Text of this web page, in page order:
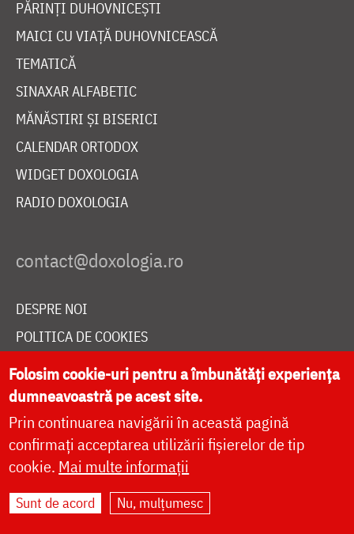
PĂRINȚI DUHOVNICEȘTI
MAICI CU VIAȚĂ DUHOVNICEASCĂ
TEMATICĂ
SINAXAR ALFABETIC
MĂNĂSTIRI ȘI BISERICI
CALENDAR ORTODOX
WIDGET DOXOLOGIA
RADIO DOXOLOGIA
DESPRE NOI
POLITICA DE COOKIES
DONEAZĂ ONLINE PENTRU CATEDRALA NAȚIONALĂ
LIVE
Site dezvoltat deDOXOLOGIA MEDIA
Arhiepiscopia Iașilor | ©
Folosim cookie-uri pentru a îmbunătăți experiența
dumneavoastră pe acest site.
Prin continuarea navigării în această pagină
confirmați acceptarea utilizării fișierelor de tip
cookie. Mai multe informații
Sunt de acord Nu, mulțumesc